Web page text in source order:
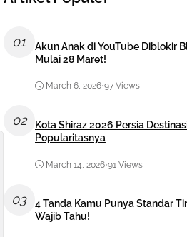
01
Akun Anak di YouTube Diblokir
Mulai 28 Maret!
March 6, 2026•97 Views
02
Kota Shiraz 2026 Persia
Popularitasnya
March 14, 2026•91 Views
03
4 Tanda Kamu Punya Standar
Wajib Tahu!